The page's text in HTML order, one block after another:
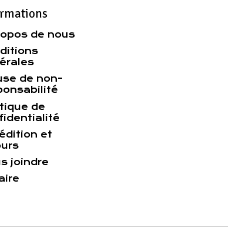
de nous
de non-
de
et
joindre